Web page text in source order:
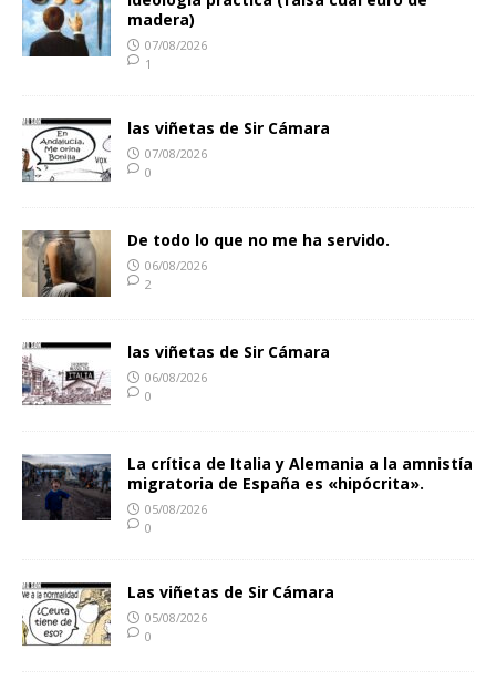
madera)
07/08/2026
1
las viñetas de Sir Cámara
07/08/2026
0
De todo lo que no me ha servido.
06/08/2026
2
las viñetas de Sir Cámara
06/08/2026
0
La crítica de Italia y Alemania a la amnistía
migratoria de España es «hipócrita».
05/08/2026
0
Las viñetas de Sir Cámara
05/08/2026
0